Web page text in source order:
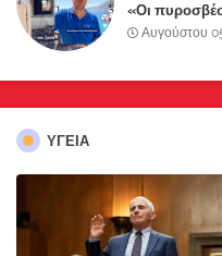
«Οι
κατοίκους»
Αυγούστου
ΥΓΕΙΑ